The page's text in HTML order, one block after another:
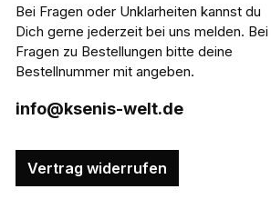
Bei Fragen oder Unklarheiten kannst du
Dich gerne jederzeit bei uns melden. Bei
Fragen zu Bestellungen bitte deine
Bestellnummer mit angeben.
info@ksenis-welt.de
Vertrag widerrufen